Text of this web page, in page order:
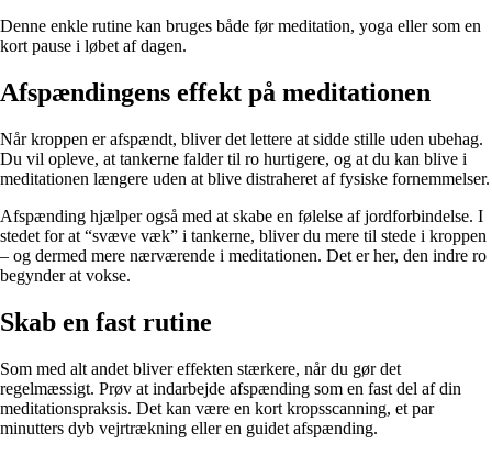
Denne enkle rutine kan bruges både før meditation, yoga eller som en
kort pause i løbet af dagen.
Afspændingens effekt på meditationen
Når kroppen er afspændt, bliver det lettere at sidde stille uden ubehag.
Du vil opleve, at tankerne falder til ro hurtigere, og at du kan blive i
meditationen længere uden at blive distraheret af fysiske fornemmelser.
Afspænding hjælper også med at skabe en følelse af jordforbindelse. I
stedet for at “svæve væk” i tankerne, bliver du mere til stede i kroppen
– og dermed mere nærværende i meditationen. Det er her, den indre ro
begynder at vokse.
Skab en fast rutine
Som med alt andet bliver effekten stærkere, når du gør det
regelmæssigt. Prøv at indarbejde afspænding som en fast del af din
meditationspraksis. Det kan være en kort kropsscanning, et par
minutters dyb vejrtrækning eller en guidet afspænding.